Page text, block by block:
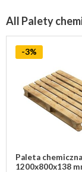
All Palety
-3%
Paleta
1200x800x138